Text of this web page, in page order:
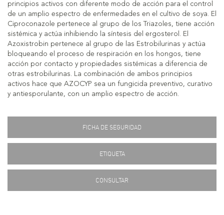
principios activos con diferente modo de acción para el control
de un amplio espectro de enfermedades en el cultivo de soya. El
Ciproconazole pertenece al grupo de los Triazoles, tiene acción
sistémica y actúa inhibiendo la síntesis del ergosterol. El
Azoxistrobin pertenece al grupo de las Estrobilurinas y actúa
bloqueando el proceso de respiración en los hongos, tiene
acción por contacto y propiedades sistémicas a diferencia de
otras estrobilurinas. La combinación de ambos principios
activos hace que AZOCYP sea un fungicida preventivo, curativo
y antiesporulante, con un amplio espectro de acción.
FICHA DE SEGURIDAD
ETIQUETA
CONSULTAR